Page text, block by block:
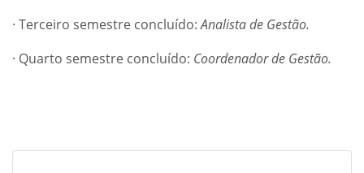
· Terceiro semestre concluído:Analista de Gestão.
· Quarto semestre concluído: Coordenador de Gestão.